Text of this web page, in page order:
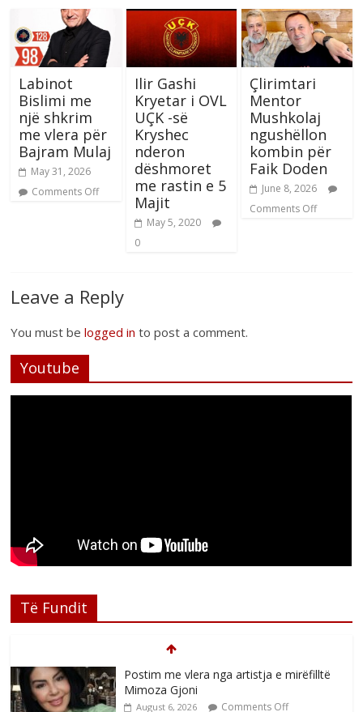
Labinot
Bislimi me
një shkrim
me vlera për
Bajram Mulaj
May 31, 2026
Comments Off
Ilir Gashi
Kryetar i OVL
UÇK -së
Kryshec
nderon
dëshmoret
me rastin e 5
Majit
May 5, 2020
0
Çlirimtari
Mentor
Mushkolaj
ngushëllon
kombin për
Faik Doden
June 8, 2026
Comments Off
Leave a Reply
You must belogged in to post a comment.
Youtube
Të Fundit
Postim me vlera nga artistja e mirëfilltë
Mimoza Gjoni
August 6, 2026 Comments Off